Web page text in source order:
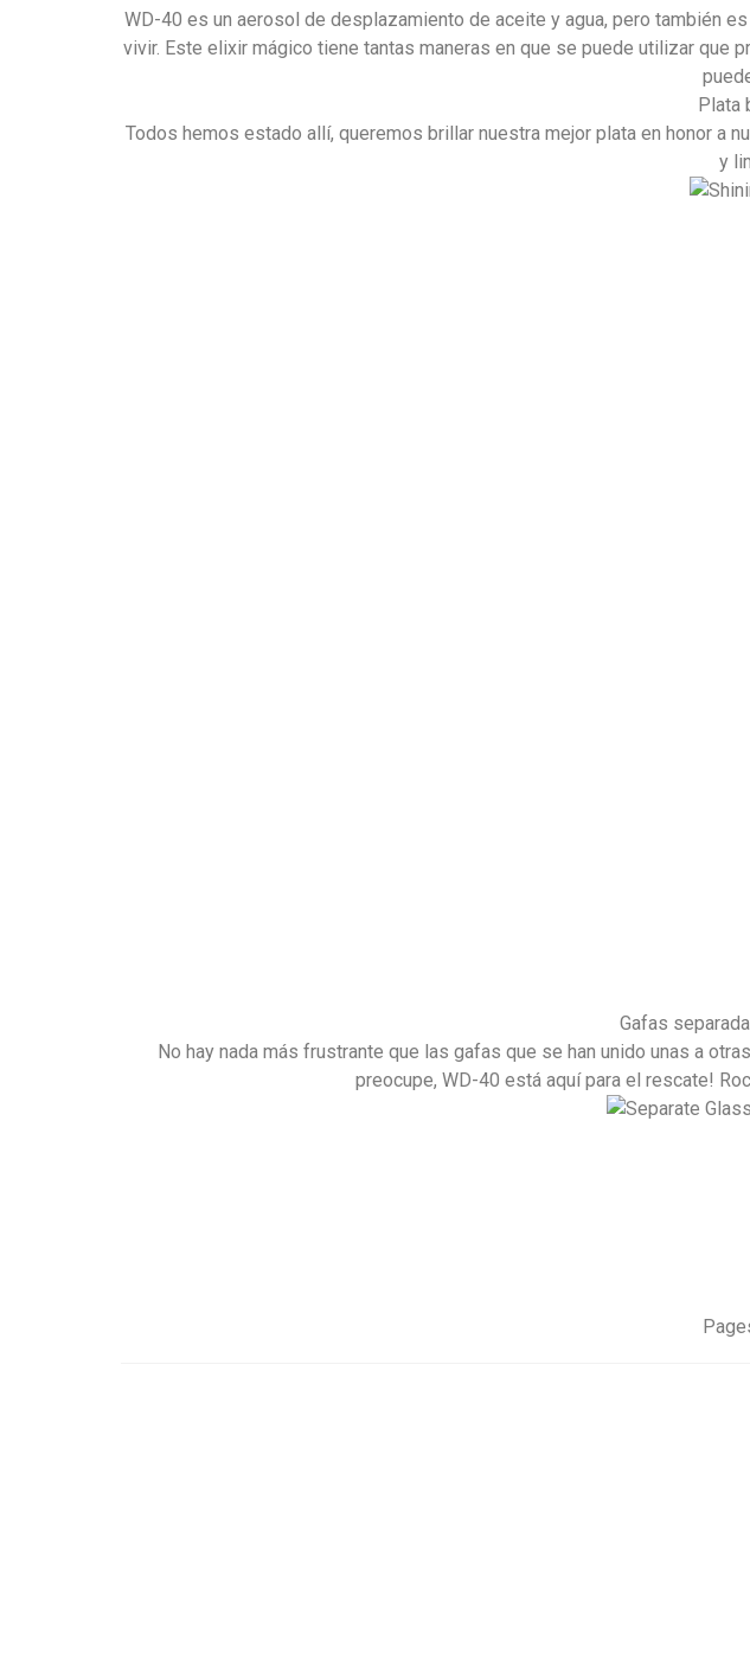
WD-40 es un aerosol de desplazamiento de aceite y agua, pero también
vivir. Este elixir mágico tiene tantas maneras en que se puede utilizar que
Plata
Todos hemos estado allí, queremos brillar nuestra mejor plata en honor a
y
Gafas
No hay nada más frustrante que las gafas que se han unido unas a
preocupe, WD-40 está aquí para el rescate!